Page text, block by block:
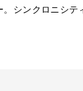
シンクロニシテ